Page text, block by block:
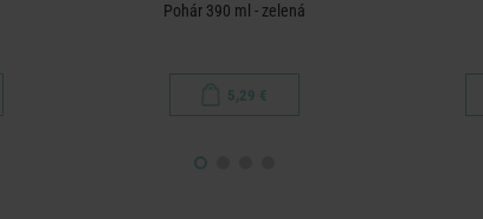
Pohár 390 ml - zelená
5,29 €